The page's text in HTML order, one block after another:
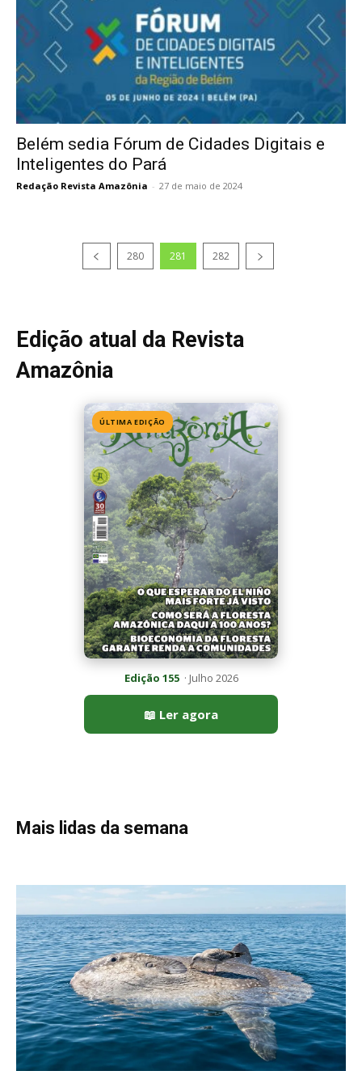
Belém sedia Fórum de Cidades Digitais e
Inteligentes do Pará
Redação Revista Amazônia - 27 de maio de 2024
280 281 282
Edição atual da Revista
Amazônia
ÚLTIMA EDIÇÃO
Edição 155· Julho 2026
📖 Ler agora
Mais lidas da semana